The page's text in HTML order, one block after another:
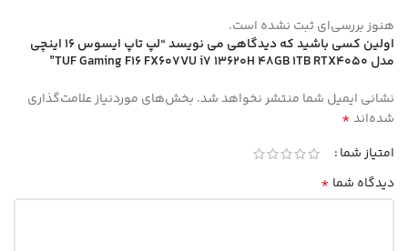
هنوز بررسی‌ای ثبت نشده است.
اولین کسی باشید که دیدگاهی می نویسد “لپ تاپ ایسوس 16 اینچی
مدل TUF Gaming F16 FX607VU i7 13620H 48GB 1TB RTX4050”
نشانی ایمیل شما منتشر نخواهد شد. بخش‌های موردنیاز علامت‌گذاری
شده‌اند*
امتیاز شما
دیدگاه شما *